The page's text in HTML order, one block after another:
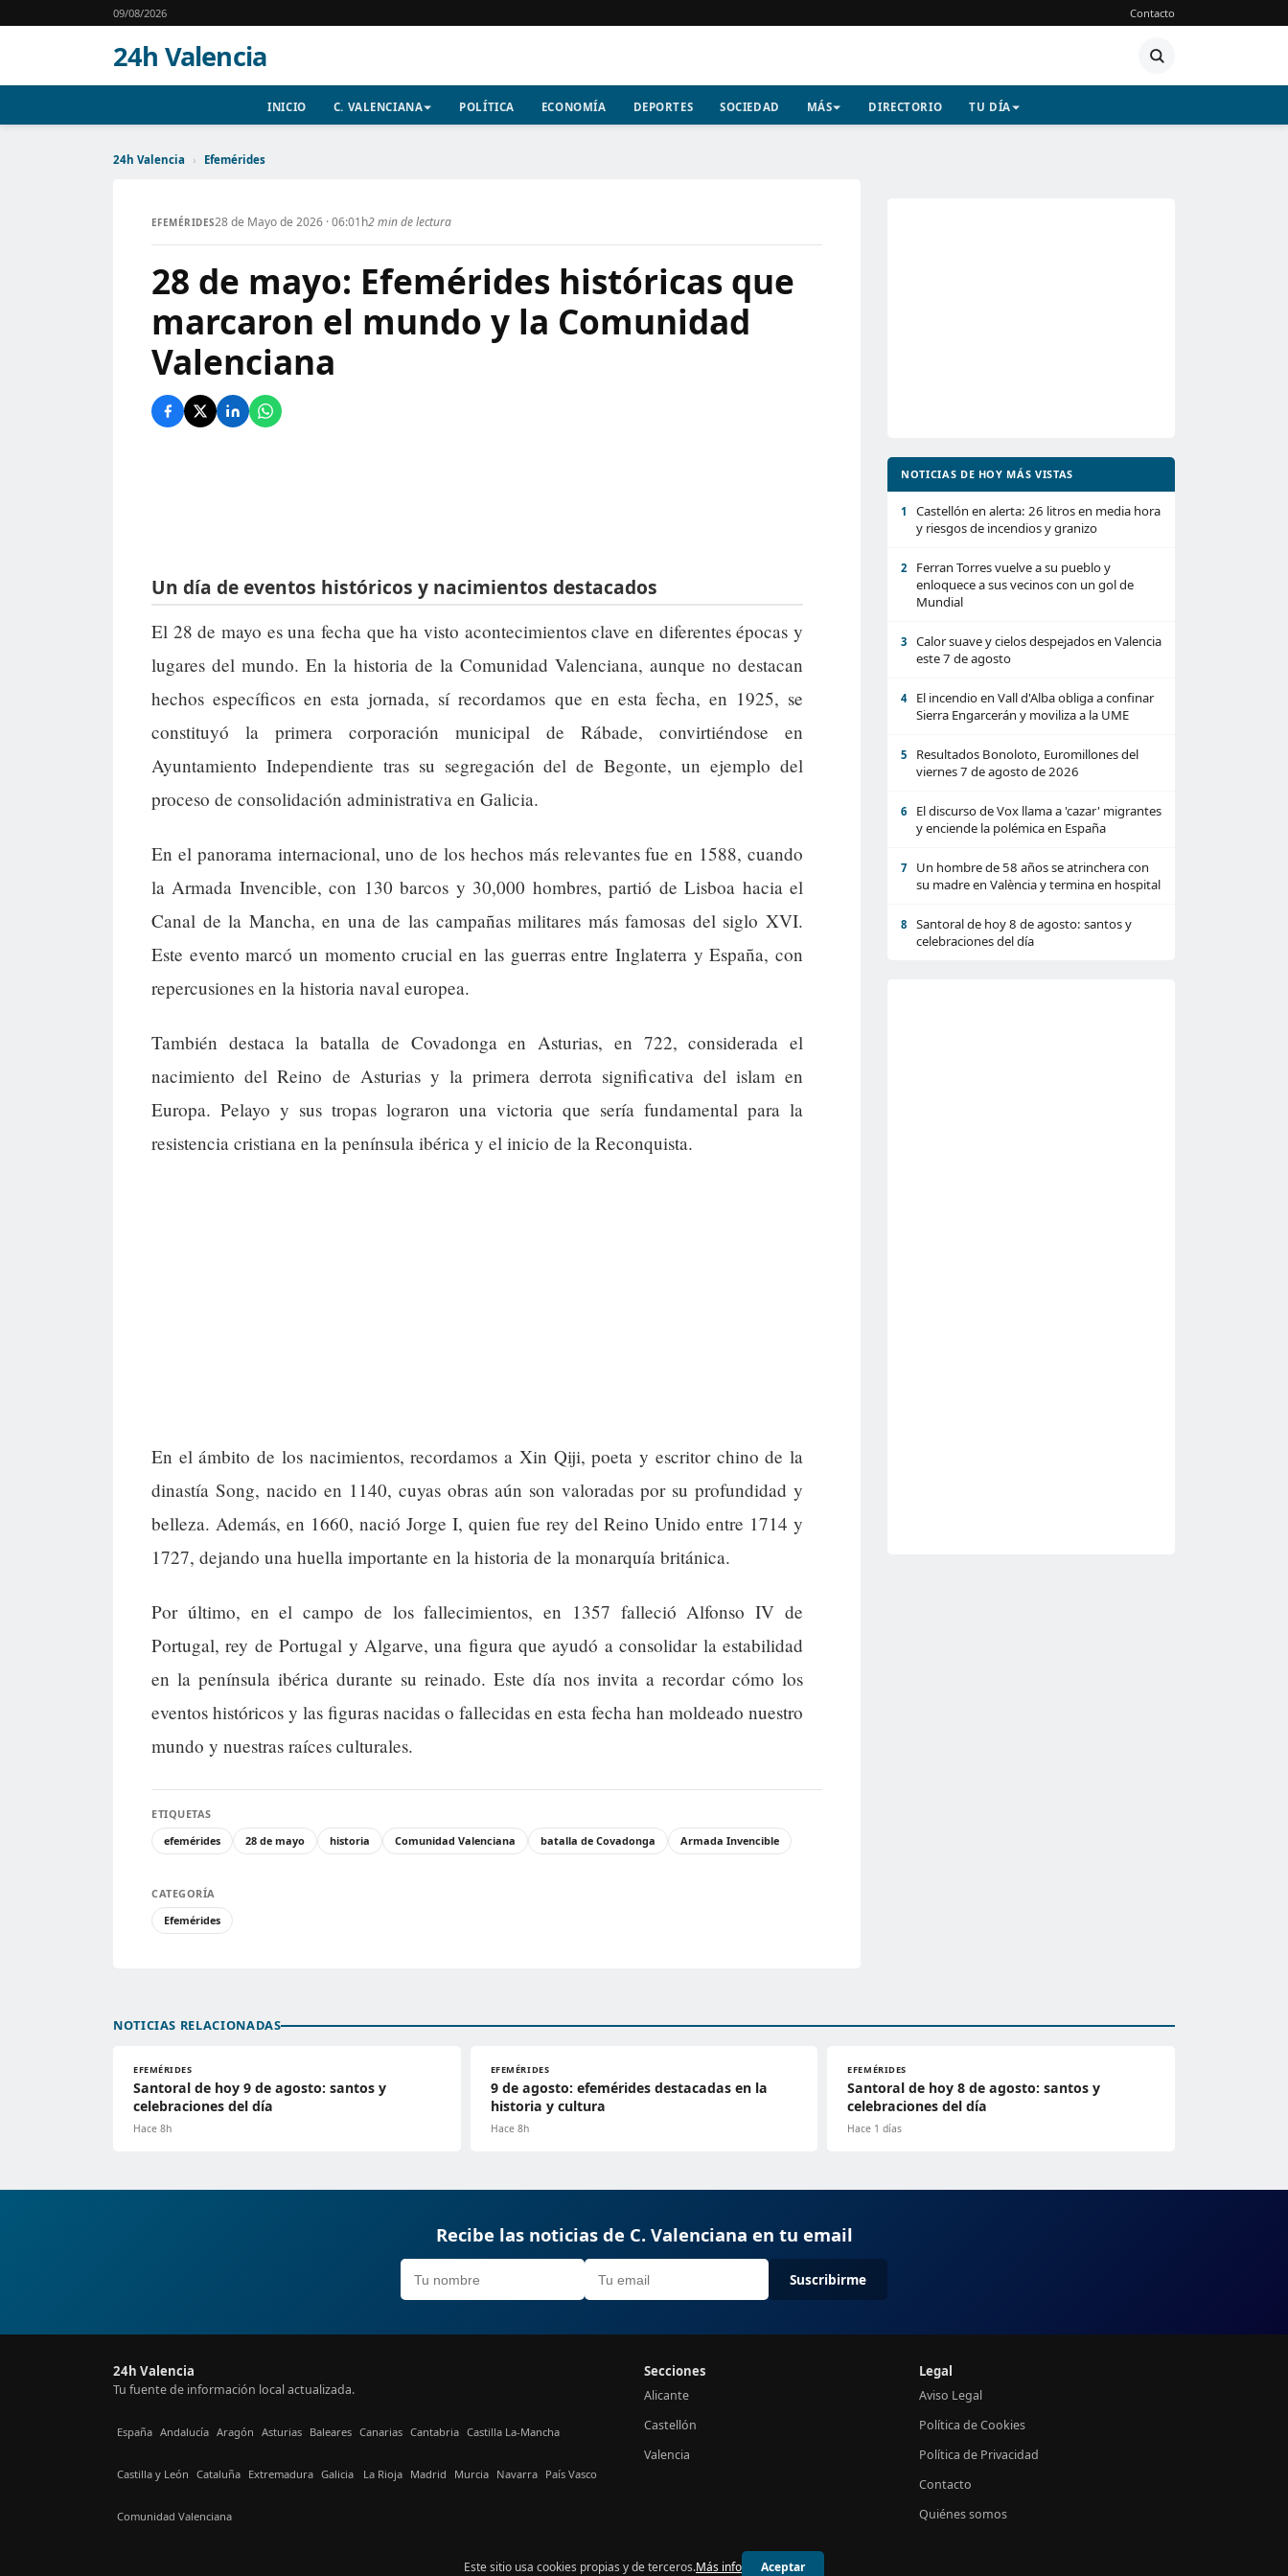
09/08/2026 Contacto
24h Valencia
INICIO C. VALENCIANA POLÍTICA ECONOMÍA DEPORTES SOCIEDAD MÁS DIRECTORIO TU DÍA
24h Valencia › Efemérides
EFEMÉRIDES28 de Mayo de 2026 · 06:01h2 min de lectura
28 de mayo: Efemérides históricas que
marcaron el mundo y la Comunidad
Valenciana
Un día de eventos históricos y nacimientos destacados
El 28 de mayo es una fecha que ha visto acontecimientos clave en diferentes épocas y
lugares del mundo. En la historia de la Comunidad Valenciana, aunque no destacan
hechos específicos en esta jornada, sí recordamos que en esta fecha, en 1925, se
constituyó la primera corporación municipal de Rábade, convirtiéndose en
Ayuntamiento Independiente tras su segregación del de Begonte, un ejemplo del
proceso de consolidación administrativa en Galicia.
En el panorama internacional, uno de los hechos más relevantes fue en 1588, cuando
la Armada Invencible, con 130 barcos y 30,000 hombres, partió de Lisboa hacia el
Canal de la Mancha, en una de las campañas militares más famosas del siglo XVI.
Este evento marcó un momento crucial en las guerras entre Inglaterra y España, con
repercusiones en la historia naval europea.
También destaca la batalla de Covadonga en Asturias, en 722, considerada el
nacimiento del Reino de Asturias y la primera derrota significativa del islam en
Europa. Pelayo y sus tropas lograron una victoria que sería fundamental para la
resistencia cristiana en la península ibérica y el inicio de la Reconquista.
En el ámbito de los nacimientos, recordamos a Xin Qiji, poeta y escritor chino de la
dinastía Song, nacido en 1140, cuyas obras aún son valoradas por su profundidad y
belleza. Además, en 1660, nació Jorge I, quien fue rey del Reino Unido entre 1714 y
1727, dejando una huella importante en la historia de la monarquía británica.
Por último, en el campo de los fallecimientos, en 1357 falleció Alfonso IV de
Portugal, rey de Portugal y Algarve, una figura que ayudó a consolidar la estabilidad
en la península ibérica durante su reinado. Este día nos invita a recordar cómo los
eventos históricos y las figuras nacidas o fallecidas en esta fecha han moldeado nuestro
mundo y nuestras raíces culturales.
ETIQUETAS
efemérides
28 de mayo historia Comunidad Valenciana batalla de Covadonga Armada Invencible
CATEGORÍA
Efemérides
NOTICIAS DE HOY MÁS VISTAS
1
Castellón en alerta: 26 litros en media hora
y riesgos de incendios y granizo
2
Ferran Torres vuelve a su pueblo y
enloquece a sus vecinos con un gol de
Mundial
3
Calor suave y cielos despejados en Valencia
este 7 de agosto
4
El incendio en Vall d'Alba obliga a confinar
Sierra Engarcerán y moviliza a la UME
5
Resultados Bonoloto, Euromillones del
viernes 7 de agosto de 2026
6
El discurso de Vox llama a 'cazar' migrantes
y enciende la polémica en España
7
Un hombre de 58 años se atrinchera con
su madre en València y termina en hospital
8
Santoral de hoy 8 de agosto: santos y
celebraciones del día
NOTICIAS RELACIONADAS
EFEMÉRIDES
Santoral de hoy 9 de agosto: santos y
celebraciones del día
Hace 8h
EFEMÉRIDES
9 de agosto: efemérides destacadas en la
historia y cultura
Hace 8h
EFEMÉRIDES
Santoral de hoy 8 de agosto: santos y
celebraciones del día
Hace 1 días
Recibe las noticias de C. Valenciana en tu email
Suscribirme
24h Valencia
Tu fuente de información local actualizada.
España Andalucía Aragón Asturias Baleares Canarias Cantabria Castilla La-Mancha
Castilla y León Cataluña Extremadura Galicia La Rioja Madrid Murcia Navarra País Vasco
Comunidad Valenciana
Secciones
Alicante
Castellón
Valencia
Legal
Aviso Legal
Política de Cookies
Política de Privacidad
Contacto
Quiénes somos
Este sitio usa cookies propias y de terceros.Más info Aceptar